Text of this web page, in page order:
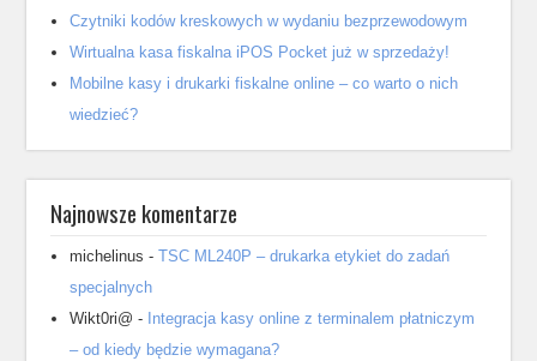
Czytniki kodów kreskowych w wydaniu bezprzewodowym
Wirtualna kasa fiskalna iPOS Pocket już w sprzedaży!
Mobilne kasy i drukarki fiskalne online – co warto o nich
wiedzieć?
Najnowsze komentarze
michelinus -TSC ML240P – drukarka etykiet do zadań
specjalnych
Wikt0ri@ - Integracja kasy online z terminalem płatniczym
– od kiedy będzie wymagana?